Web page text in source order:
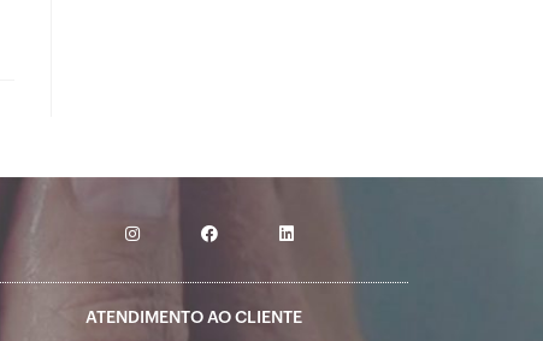
ATENDIMENTO AO CLIENTE